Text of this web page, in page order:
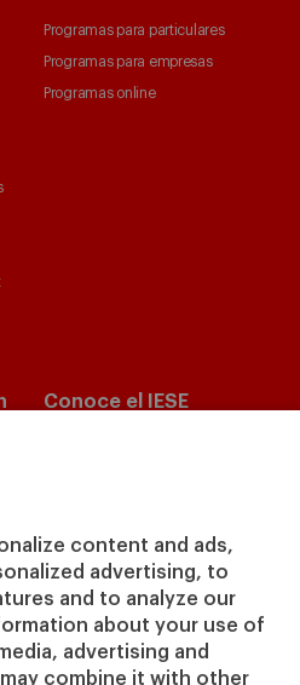
content and ads,
advertising, to
and to analyze our
about your use of
advertising and
combine it with other
Programas para particulares
Programas para empresas
Programas online
Conoce el IESE
Nuestro impacto
Colabora con el IESE
Servicios
Biblioteca